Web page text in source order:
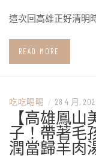
這次回高雄正好清明
READ MORE
吃吃喝喝 / 28 4 月,
【高雄鳳
子！帶著毛
潤當歸羊肉